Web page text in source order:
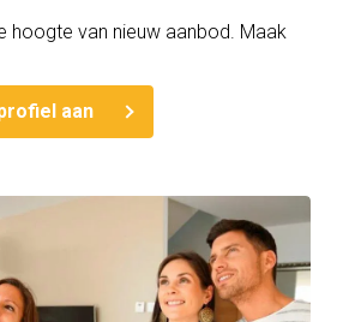
hoogte van nieuw aanbod. Maak
aan